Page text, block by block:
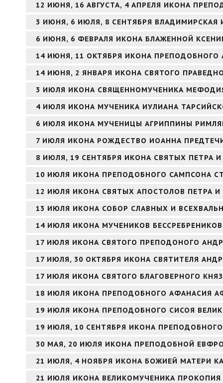
12 ИЮНЯ, 16 АВГУСТА, 4 АПРЕЛЯ ИКОНА
3 ИЮНЯ, 6 ИЮЛЯ, 8 СЕНТЯБРЯ
6 ИЮНЯ, 6 ФЕВРАЛЯ ИКОНА БЛАЖЕННОЙ
14 ИЮНЯ, 11 ОКТЯБРЯ ИКОНА ПРЕПОДОБНОГО
14 ИЮНЯ, 2 ЯНВАРЯ ИКОНА СВЯТОГО
3 ИЮЛЯ ИКОНА СВЯЩЕННОМУЧЕНИКА
4 ИЮЛЯ ИКОНА МУЧЕНИКА ИУЛИАНА
6 ИЮЛЯ ИКОНА МУЧЕНИЦЫ АГРИППИНЫ
7 ИЮЛЯ ИКОНА РОЖДЕСТВО ИОАННА
8 ИЮЛЯ, 19 СЕНТЯБРЯ ИКОНА СВЯТЫХ ПЕТРА
10 ИЮЛЯ ИКОНА ПРЕПОДОБНОГО САМПСОНА
12 ИЮЛЯ ИКОНА СВЯТЫХ АПОСТОЛОВ ПЕТРА И
13 ИЮЛЯ ИКОНА СОБОР СЛАВНЫХ И
14 ИЮЛЯ ИКОНА МУЧЕНИКОВ
17 ИЮЛЯ ИКОНА СВЯТОГО ПРЕПОДОНОГО
17 ИЮЛЯ, 30 ОКТЯБРЯ ИКОНА СВЯТИТЕЛЯ
17 ИЮЛЯ ИКОНА СВЯТОГО БЛАГОВЕРНОГО
18 ИЮЛЯ ИКОНА ПРЕПОДОБНОГО АФАНАСИЯ
19 ИЮЛЯ ИКОНА ПРЕПОДОБНОГО СИСОЯ
19 ИЮЛЯ, 10 СЕНТЯБРЯ ИКОНА
30 МАЯ, 20 ИЮЛЯ ИКОНА ПРЕПОДОБНОЙ
21 ИЮЛЯ, 4 НОЯБРЯ ИКОНА БОЖИЕЙ МАТЕРИ
21 ИЮЛЯ ИКОНА ВЕЛИКОМУЧЕНИКА ПРОКОПИЯ